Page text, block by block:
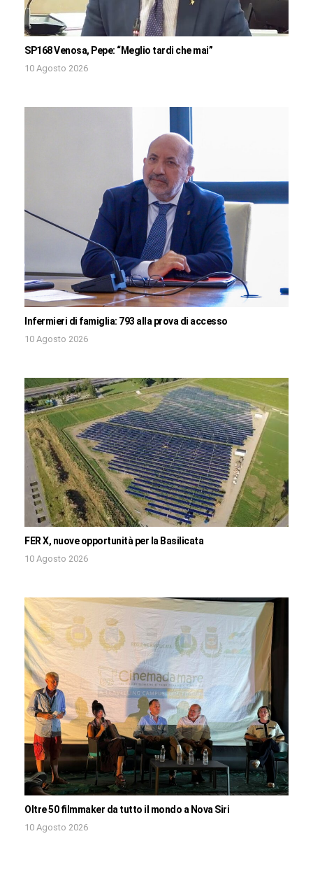
SP168 Venosa, Pepe: “Meglio tardi che mai”
10 Agosto 2026
Infermieri di famiglia: 793 alla prova di accesso
10 Agosto 2026
FER X, nuove opportunità per la Basilicata
10 Agosto 2026
Oltre 50 filmmaker da tutto il mondo a Nova Siri
10 Agosto 2026